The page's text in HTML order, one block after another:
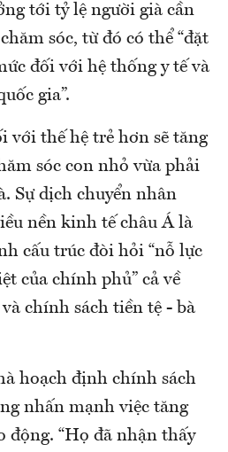
tới tỷ lệ người già cần
sóc, từ đó có thể “đặt
đối với hệ thống y tế và
gia”.
với thế hệ trẻ hơn sẽ tăng
sóc con nhỏ vừa phải
Sự dịch chuyển nhân
nền kinh tế châu Á là
cấu trúc đòi hỏi “nỗ lực
của chính phủ” cả về
chính sách tiền tệ - bà
hoạch định chính sách
nhấn mạnh việc tăng
động. “Họ đã nhận thấy